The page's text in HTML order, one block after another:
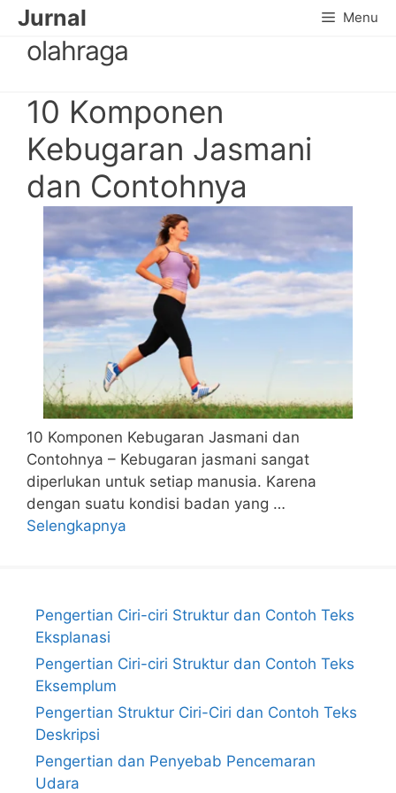
Skip
content
Jurnal Menu
olahraga
10 Komponen
Kebugaran Jasmani
dan Contohnya
10 Komponen Kebugaran Jasmani dan
Contohnya – Kebugaran jasmani sangat
diperlukan untuk setiap manusia. Karena
dengan suatu kondisi badan yang …
Selengkapnya
Pengertian Ciri-ciri Struktur dan Contoh Teks
Eksplanasi
Pengertian Ciri-ciri Struktur dan Contoh Teks
Eksemplum
Pengertian Struktur Ciri-Ciri dan Contoh Teks
Deskripsi
Pengertian dan Penyebab Pencemaran
Udara